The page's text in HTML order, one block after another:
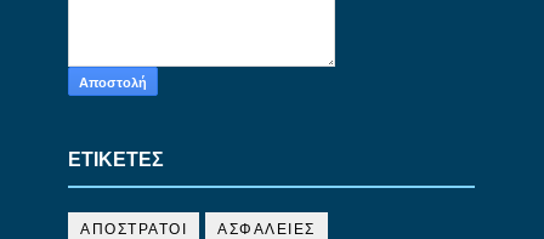
ΕΤΙΚΕΤΕΣ
ΑΠΟΣΤΡΑΤΟΙ ΑΣΦΑΛΕΙΕΣ